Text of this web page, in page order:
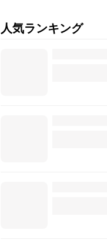
人気ランキング